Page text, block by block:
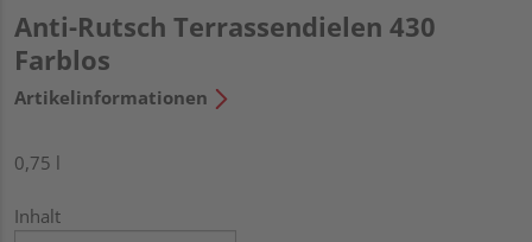
Anti-Rutsch Terrassendielen 430
Farblos
Artikelinformationen
0,75 l
Inhalt